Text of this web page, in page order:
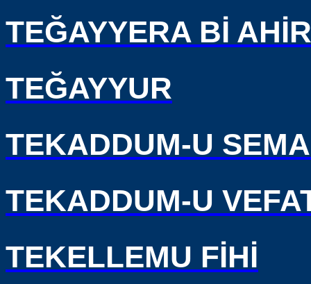
TEĞAYYERA Bİ
TEĞAYYUR
TEKADDUM-U
TEKADDUM-U
TEKELLEMU FİHİ